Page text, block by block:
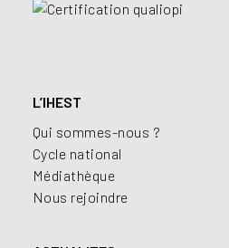
L’IHEST
Qui sommes-nous ?
Cycle national
Médiathèque
Nous rejoindre